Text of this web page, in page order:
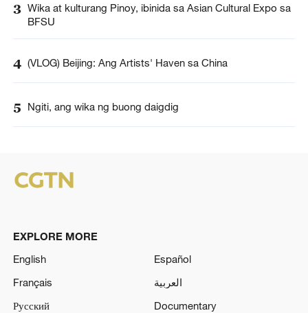
3 Wika at kulturang Pinoy, ibinida sa Asian Cultural Expo sa
BFSU
4 (VLOG) Beijing: Ang Artists' Haven sa China
5 Ngiti, ang wika ng buong daigdig
EXPLORE MORE
English
Español
Français
العربية
Русский
Documentary